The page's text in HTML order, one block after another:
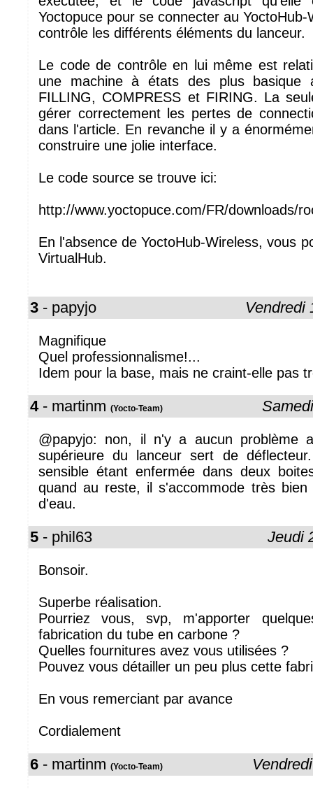
Yoctopuce pour se connecter au
contrôle les différents éléments du lanceur.
Le code de contrôle en lui même est
une machine à états des plus basique
FILLING, COMPRESS et FIRING. La
gérer correctement les pertes de
dans l'article. En revanche il y a
construire une jolie interface.
Le code source se trouve ici:
http://www.yoctopuce.com/FR/downloads/
En l'absence de YoctoHub-Wireless, vous
VirtualHub.
3 - papyjo Vendredi
Magnifique
Quel professionnalisme!...
Idem pour la base, mais ne craint-elle pas
4- martinm (Yocto-Team)
@papyjo: non, il n'y a aucun problème
supérieure du lanceur sert de
sensible étant enfermée dans deux
quand au reste, il s'accommode très bien
d'eau.
5 - phil63 Jeudi
Bonsoir.
Superbe réalisation.
Pourriez vous, svp, m'apporter
fabrication du tube en carbone ?
Quelles fournitures avez vous utilisées ?
Pouvez vous détailler un peu plus cette
En vous remerciant par avance
Cordialement
6 - martinm (Yocto-Team)